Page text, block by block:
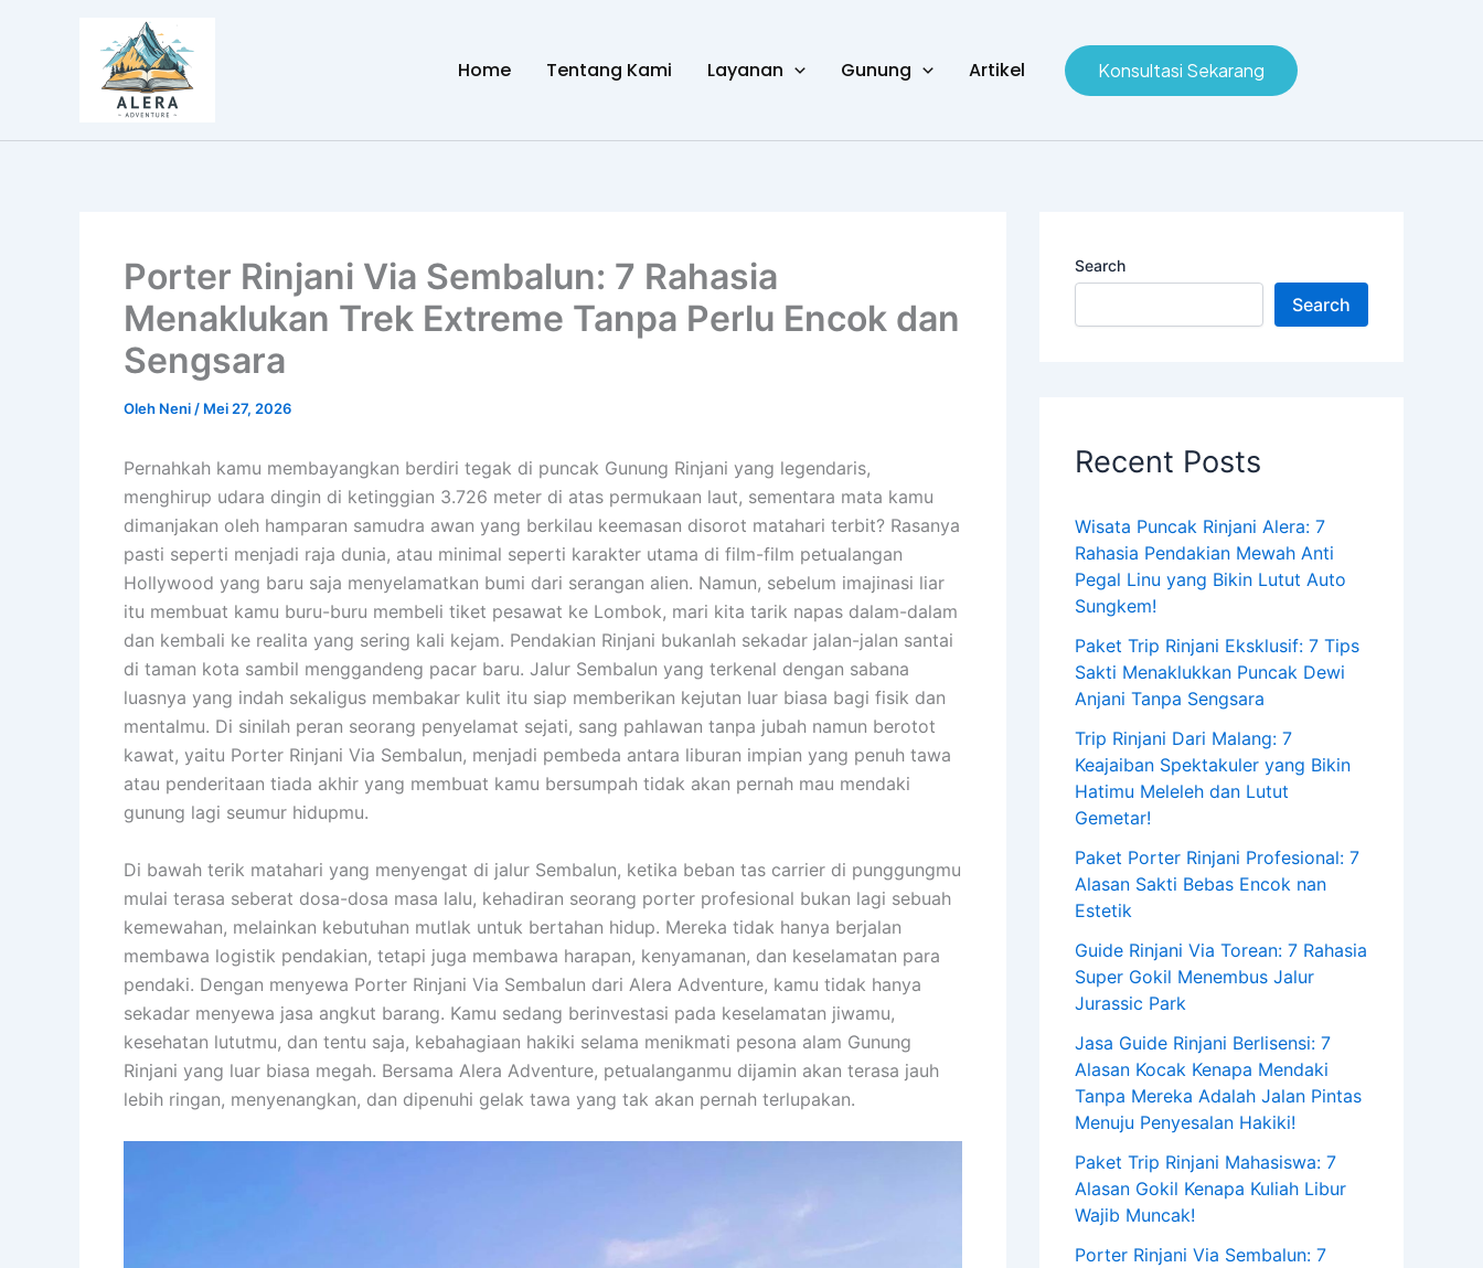
Home Tentang Kami Layanan Gunung Artikel Konsultasi Sekarang
Porter Rinjani Via Sembalun: 7 Rahasia
Menaklukan Trek Extreme Tanpa Perlu Encok dan
Sengsara
Oleh Neni / Mei 27, 2026
Pernahkah kamu membayangkan berdiri tegak di puncak Gunung Rinjani yang legendaris,
menghirup udara dingin di ketinggian 3.726 meter di atas permukaan laut, sementara mata kamu
dimanjakan oleh hamparan samudra awan yang berkilau keemasan disorot matahari terbit? Rasanya
pasti seperti menjadi raja dunia, atau minimal seperti karakter utama di film-film petualangan
Hollywood yang baru saja menyelamatkan bumi dari serangan alien. Namun, sebelum imajinasi liar
itu membuat kamu buru-buru membeli tiket pesawat ke Lombok, mari kita tarik napas dalam-dalam
dan kembali ke realita yang sering kali kejam. Pendakian Rinjani bukanlah sekadar jalan-jalan santai
di taman kota sambil menggandeng pacar baru. Jalur Sembalun yang terkenal dengan sabana
luasnya yang indah sekaligus membakar kulit itu siap memberikan kejutan luar biasa bagi fisik dan
mentalmu. Di sinilah peran seorang penyelamat sejati, sang pahlawan tanpa jubah namun berotot
kawat, yaitu Porter Rinjani Via Sembalun, menjadi pembeda antara liburan impian yang penuh tawa
atau penderitaan tiada akhir yang membuat kamu bersumpah tidak akan pernah mau mendaki
gunung lagi seumur hidupmu.
Di bawah terik matahari yang menyengat di jalur Sembalun, ketika beban tas carrier di punggungmu
mulai terasa seberat dosa-dosa masa lalu, kehadiran seorang porter profesional bukan lagi sebuah
kemewahan, melainkan kebutuhan mutlak untuk bertahan hidup. Mereka tidak hanya berjalan
membawa logistik pendakian, tetapi juga membawa harapan, kenyamanan, dan keselamatan para
pendaki. Dengan menyewa Porter Rinjani Via Sembalun dari Alera Adventure, kamu tidak hanya
sekadar menyewa jasa angkut barang. Kamu sedang berinvestasi pada keselamatan jiwamu,
kesehatan lututmu, dan tentu saja, kebahagiaan hakiki selama menikmati pesona alam Gunung
Rinjani yang luar biasa megah. Bersama Alera Adventure, petualanganmu dijamin akan terasa jauh
lebih ringan, menyenangkan, dan dipenuhi gelak tawa yang tak akan pernah terlupakan.
Search
Search
Recent Posts
Wisata Puncak Rinjani Alera: 7
Rahasia Pendakian Mewah Anti
Pegal Linu yang Bikin Lutut Auto
Sungkem!
Paket Trip Rinjani Eksklusif: 7 Tips
Sakti Menaklukkan Puncak Dewi
Anjani Tanpa Sengsara
Trip Rinjani Dari Malang: 7
Keajaiban Spektakuler yang Bikin
Hatimu Meleleh dan Lutut
Gemetar!
Paket Porter Rinjani Profesional: 7
Alasan Sakti Bebas Encok nan
Estetik
Guide Rinjani Via Torean: 7 Rahasia
Super Gokil Menembus Jalur
Jurassic Park
Jasa Guide Rinjani Berlisensi: 7
Alasan Kocak Kenapa Mendaki
Tanpa Mereka Adalah Jalan Pintas
Menuju Penyesalan Hakiki!
Paket Trip Rinjani Mahasiswa: 7
Alasan Gokil Kenapa Kuliah Libur
Wajib Muncak!
Porter Rinjani Via Sembalun: 7